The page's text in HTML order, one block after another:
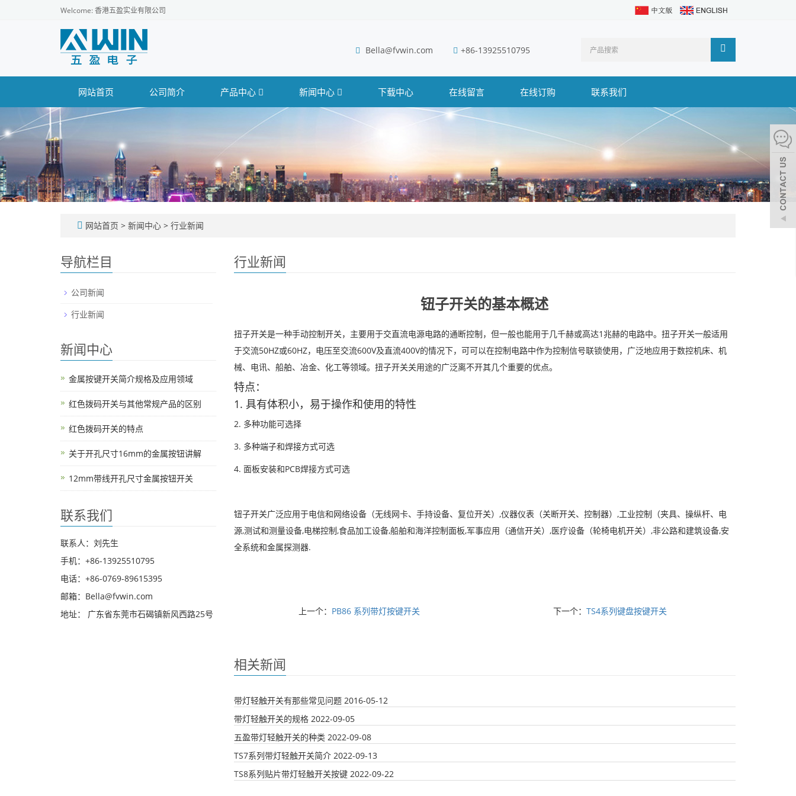
Welcome: 香港五盈实业有限公司
Bella@fvwin.com +86-13925510795
网站首页 公司简介 产品中心 新闻中心 下载中心 在线留言 在线订购 联系我们
网站首页 > 新闻中心 > 行业新闻
行业新闻
钮子开关的基本概述
扭子开关是一种手动控制开关，主要用于交直流电源电路的通断控制，但一般也能用于几千赫或高达1兆赫的电路中。扭子开关一般适用
于交流50HZ或60HZ，电压至交流600V及直流400V的情况下，可可以在控制电路中作为控制信号联锁使用，广泛地应用于数控机床、机
械、电讯、船舶、冶金、化工等领域。扭子开关关用途的广泛离不开其几个重要的优点。
特点：
1. 具有体积小，易于操作和使用的特性
2. 多种功能可选择
3. 多种端子和焊接方式可选
4. 面板安装和PCB焊接方式可选
钮子开关广泛应用于电信和网络设备（无线网卡、手持设备、复位开关）,仪器仪表（关断开关、控制器）,工业控制（夹具、操纵杆、电
源,测试和测量设备,电梯控制,食品加工设备,船舶和海洋控制面板,军事应用（通信开关）,医疗设备（轮椅电机开关）,非公路和建筑设备,安
全系统和金属探测器.
上一个： ​PB86 系列带灯按键开关 下一个：TS4系列键盘按键开关
相关新闻
带灯轻触开关有那些常见问题 2016-05-12
带灯轻触开关的规格 2022-09-05
五盈带灯轻触开关的种类 2022-09-08
TS7系列带灯轻触开关简介 2022-09-13
TS8系列贴片带灯轻触开关按键 2022-09-22
导航栏目
公司新闻
行业新闻
新闻中心
金属按键开关简介规格及应用领域
红色拨码开关与其他常规产品的区别
红色拨码开关的特点
关于开孔尺寸16mm的金属按钮讲解
12mm带线开孔尺寸金属按钮开关
联系我们
联系人：刘先生
手机：+86-13925510795
电话：+86-0769-89615395
邮箱：Bella@fvwin.com
地址： 广东省东莞市石碣镇新风西路25号